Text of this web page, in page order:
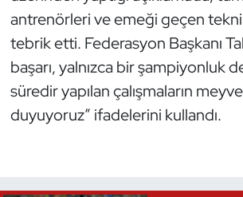
antrenörleri ve emeği geçen
tebrik etti. Federasyon Başkanı
başarı, yalnızca bir şampiyonluk
süredir yapılan çalışmaların
duyuyoruz” ifadelerini kullandı.
Oryantiring
Özel Sporcular
Paralimpik